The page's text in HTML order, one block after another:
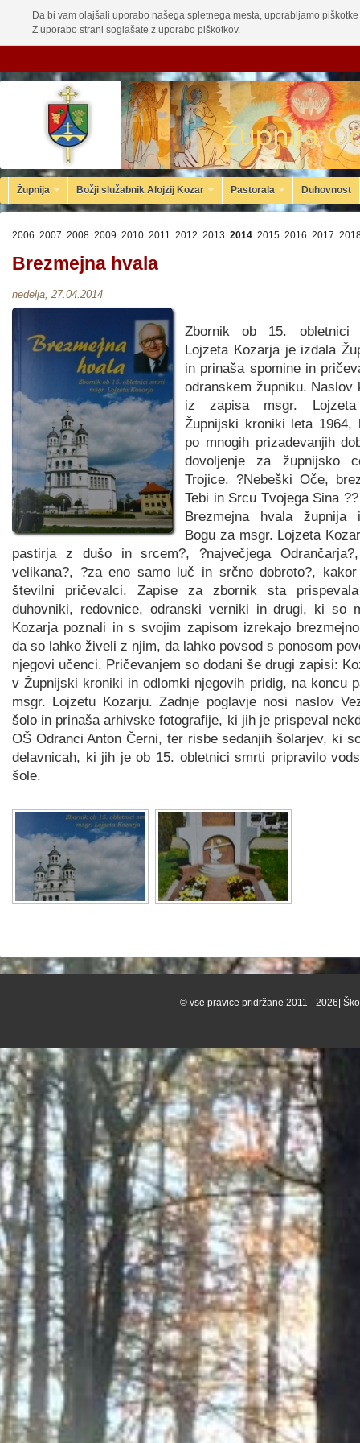
Da bi vam olajšali uporabo našega spletnega mesta, uporabljamo
Z uporabo strani soglašate z uporabo piškotkov.
Župnija Božji služabnik Alojzij Kozar Pastorala Duhovnost
2006 2007 2008 2009 2010 2011 2012 2013 2014 2015 2016 2017
Brezmejna hvala
nedelja, 27.04.2014
Zbornik ob 15. obletnici
Lojzeta Kozarja je izdala
in prinaša spomine in
odranskem župniku. Naslov
iz zapisa msgr.
Župnijski kroniki leta 1964,
po mnogih prizadevanjih
dovoljenje za župnijsko
Trojice. ?Nebeški Oče,
Tebi in Srcu Tvojega Sina
Brezmejna hvala župnija
Bogu za msgr. Lojzeta
pastirja z dušo in srcem?, ?največjega Odrančarja?,
velikana?, ?za eno samo luč in srčno dobroto?,
številni pričevalci. Zapise za zbornik sta
duhovniki, redovnice, odranski verniki in drugi, ki so
Kozarja poznali in s svojim zapisom izrekajo
da so lahko živeli z njim, da lahko povsod s ponosom
njegovi učenci. Pričevanjem so dodani še drugi zapisi:
v Župnijski kroniki in odlomki njegovih pridig, na koncu
msgr. Lojzetu Kozarju. Zadnje poglavje nosi naslov
šolo in prinaša arhivske fotografije, ki jih je prispeval
OŠ Odranci Anton Černi, ter risbe sedanjih šolarjev, ki
delavnicah, ki jih je ob 15. obletnici smrti pripravilo
šole.
© vse pravice pridržane 2011 - 2026|